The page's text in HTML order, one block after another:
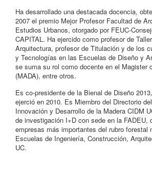
Ha desarrollado una destacada docencia,
2007 el premio Mejor Profesor Facultad de
Estudios Urbanos, otorgado por FEUC-
CAPITAL. Ha ejercido como profesor de
Arquitectura, profesor de Titulación y de los
y Tecnologías en las Escuelas de Diseño y
se suma su rol como docente en el Magister
(MADA), entre otros.
Es co-presidente de la Bienal de Diseño
ejerció en 2010. Es Miembro del Directorio
Innovación y Desarrollo de la Madera CIDM
de investigación I+D con sede en la FADEU,
empresas más importantes del rubro forestal
Escuelas de Ingeniería, Construcción,
UC.